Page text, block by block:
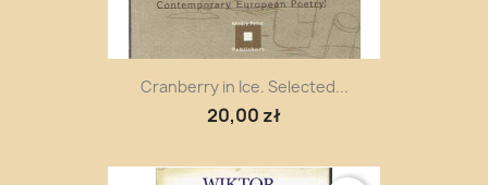
Cranberry in Ice. Selected...
20,00 zł